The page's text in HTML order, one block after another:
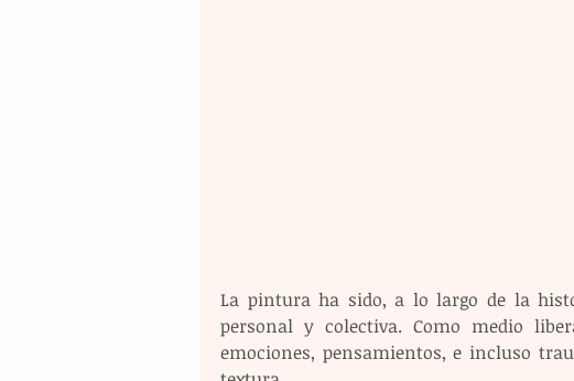
La pintura ha sido, a lo largo de la
personal y colectiva. Como medio
emociones, pensamientos, e incluso